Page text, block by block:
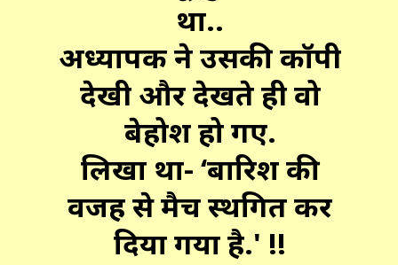
था..
अध्यापक ने उसकी कॉपी
देखी और देखते ही वो
बेहोश हो गए.
लिखा था- ‘बारिश की
वजह से मैच स्थगित कर
दिया गया है.' !!